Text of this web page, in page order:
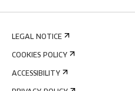
LEGAL NOTICE
COOKIES POLICY
ACCESSIBILITY